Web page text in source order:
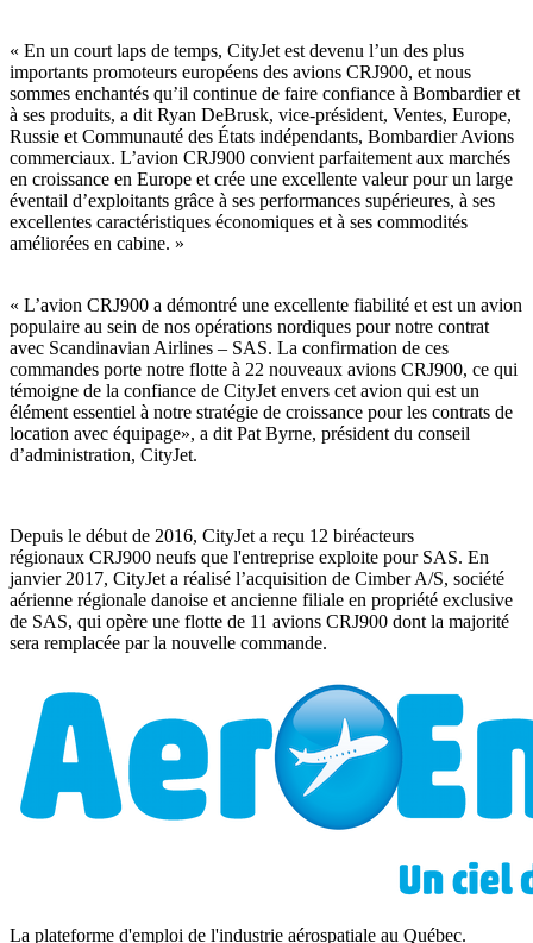
« En un court laps de temps, CityJet est devenu l’un des plus
importants promoteurs européens des avions CRJ900, et nous
sommes enchantés qu’il continue de faire confiance à Bombardier et
à ses produits, a dit Ryan DeBrusk, vice-président, Ventes, Europe,
Russie et Communauté des États indépendants, Bombardier Avions
commerciaux. L’avion CRJ900 convient parfaitement aux marchés
en croissance en Europe et crée une excellente valeur pour un large
éventail d’exploitants grâce à ses performances supérieures, à ses
excellentes caractéristiques économiques et à ses commodités
améliorées en cabine. »
« L’avion CRJ900 a démontré une excellente fiabilité et est un avion
populaire au sein de nos opérations nordiques pour notre contrat
avec Scandinavian Airlines – SAS. La confirmation de ces
commandes porte notre flotte à 22 nouveaux avions CRJ900, ce qui
témoigne de la confiance de CityJet envers cet avion qui est un
élément essentiel à notre stratégie de croissance pour les contrats de
location avec équipage», a dit Pat Byrne, président du conseil
d’administration, CityJet.
Depuis le début de 2016, CityJet a reçu 12 biréacteurs
régionaux CRJ900 neufs que l'entreprise exploite pour SAS. En
janvier 2017, CityJet a réalisé l’acquisition de Cimber A/S, société
aérienne régionale danoise et ancienne filiale en propriété exclusive
de SAS, qui opère une flotte de 11 avions CRJ900 dont la majorité
sera remplacée par la nouvelle commande.
La plateforme d'emploi de l'industrie aérospatiale au Québec.